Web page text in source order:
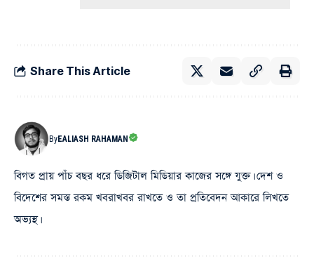
Share This Article
ByEALIASH RAHAMAN
বিগত প্রায় পাঁচ বছর ধরে ডিজিটাল মিডিয়ার কাজের সঙ্গে যুক্ত। দেশ ও
বিদেশের সমস্ত রকম খবরাখবর রাখতে ও তা প্রতিবেদন আকারে লিখতে
অভ্যস্থ।